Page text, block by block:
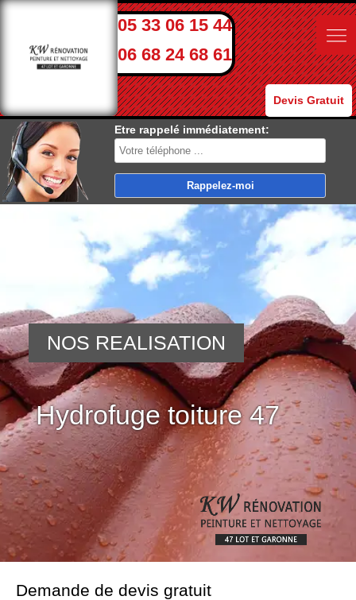
05 33 06 15 44
06 68 24 68 61
Devis Gratuit
Etre rappelé immédiatement:
Hydrofuge toiture 47
NOS REALISATION
Demande de devis gratuit